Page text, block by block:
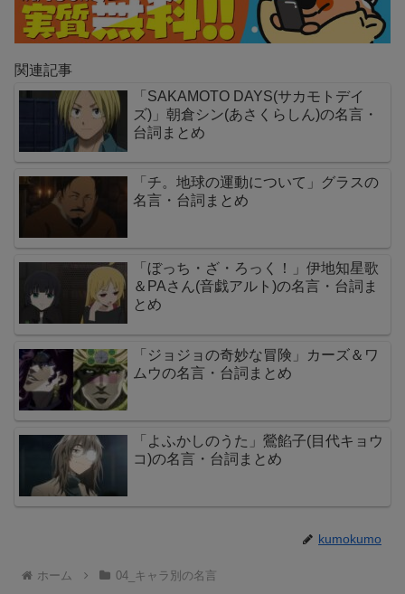
関連記事
「SAKAMOTO DAYS(サカモトデイ
ズ)」朝倉シン(あさくらしん)の名言・
台詞まとめ
「チ。地球の運動について」グラスの
名言・台詞まとめ
「ぼっち・ざ・ろっく！」伊地知星歌
＆PAさん(音戯アルト)の名言・台詞ま
とめ
「ジョジョの奇妙な冒険」カーズ＆ワ
ムウの名言・台詞まとめ
「よふかしのうた」鶯餡子(目代キョウ
コ)の名言・台詞まとめ
kumokumo
ホーム 04_キャラ別の名言